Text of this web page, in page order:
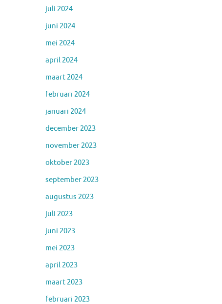
juli 2024
juni 2024
mei 2024
april 2024
maart 2024
februari 2024
januari 2024
december 2023
november 2023
oktober 2023
september 2023
augustus 2023
juli 2023
juni 2023
mei 2023
april 2023
maart 2023
februari 2023